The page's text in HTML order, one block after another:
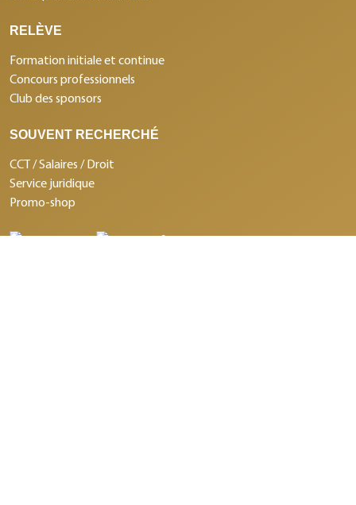
RELÈVE
Formation initiale et continue
Concours professionnels
Club des sponsors
SOUVENT RECHERCHÉ
CCT / Salaires / Droit
Service juridique
Promo-shop